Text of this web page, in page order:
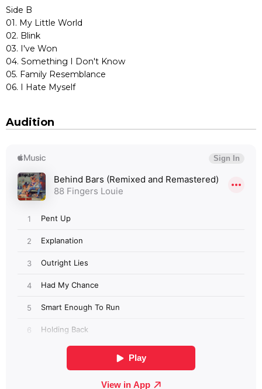
Side B
01. My Little World
02. Blink
03. I've Won
04. Something I Don't Know
05. Family Resemblance
06. I Hate Myself
Audition